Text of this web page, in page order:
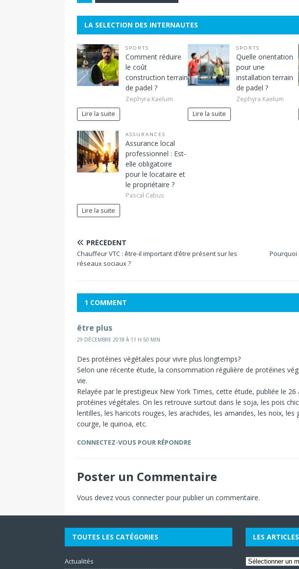
LA SELECTION DES INTERNAUTES
SPORTS
Comment réduire
le coût
construction terrain
de padel ?
Zephyra Kaelum
Lire la suite
SPORTS
Quelle orientation
pour une
installation terrain
de padel ?
Zephyra Kaelum
Lire la suite
ASSURANCES
Assurance local
professionnel : Est-
elle obligatoire
pour le locataire et
le propriétaire ?
Pascal Cabus
Lire la suite
PRÉCÉDENT
Chauffeur VTC : être-il important d’être présent sur les
réseaux sociaux ?
Pourquoi
1 COMMENT
être plus
29 DÉCEMBRE 2018 À 11 H 50 MIN
Des protéines végétales pour vivre plus longtemps?
Selon une récente étude, la consommation régulière de protéines
vie.
Relayée par le prestigieux New York Times, cette étude, publiée le
protéines végétales. On les retrouve surtout dans le soja, les pois
lentilles, les haricots rouges, les arachides, les amandes, les noix, les
courge, le quinoa, etc.
CONNECTEZ-VOUS POUR RÉPONDRE
Poster un Commentaire
Vous devez vous connecter pour publier un commentaire.
TOUTES LES CATÉGORIES
Actualités
LES